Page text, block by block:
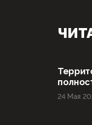
24 Мая